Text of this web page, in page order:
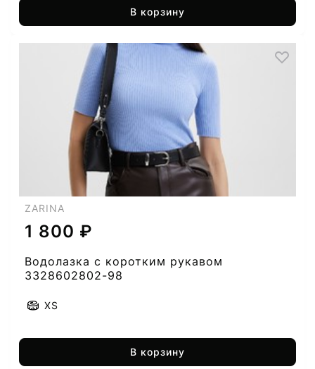
В корзину
ZARINA
1 800 ₽
Водолазка с коротким рукавом
3328602802-98
XS
В корзину